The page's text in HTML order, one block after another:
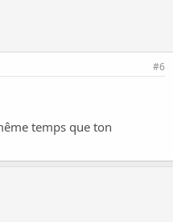
#6
temps que ton